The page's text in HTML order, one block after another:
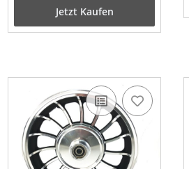
Jetzt Kaufen